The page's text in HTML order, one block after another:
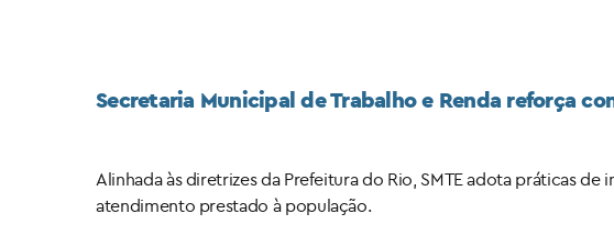
Secretaria Municipal de Trabalho e Renda reforça
Alinhada às diretrizes da Prefeitura do Rio, SMTE adota práticas
atendimento prestado à população.